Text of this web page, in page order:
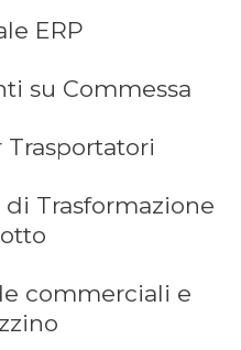
ERP
su Commessa
Trasportatori
di Trasformazione
commerciali e